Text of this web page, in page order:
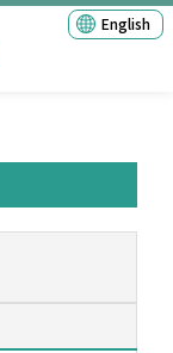
English